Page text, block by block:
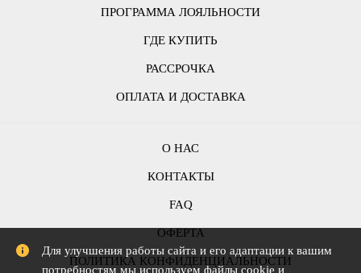
ПРОГРАММА ЛОЯЛЬНОСТИ
ГДЕ КУПИТЬ
РАССРОЧКА
ОПЛАТА И ДОСТАВКА
О НАС
КОНТАКТЫ
FAQ
ОФЕРТА
ПОЛИТИКА КОНФИДЕНЦИАЛЬНОСТИ
Для улучшения работы сайта и его адаптации к вашим
потребностям мы используем файлы cookie и